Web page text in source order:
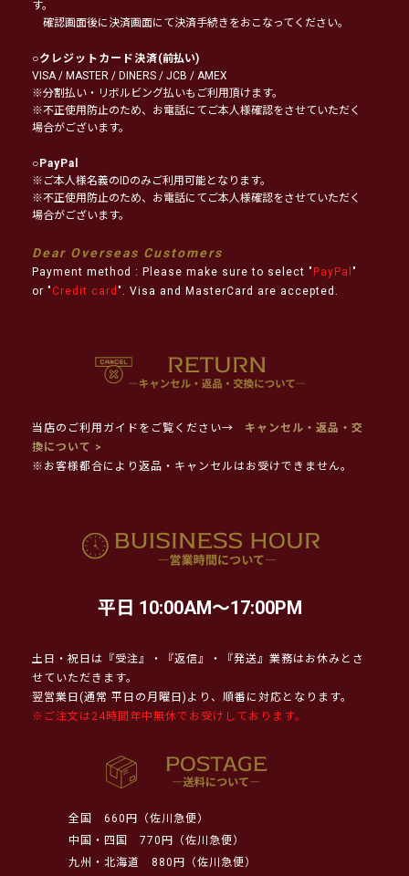
す。
確認画面後に決済画面にて決済手続きをおこなってください。
○クレジットカード決済(前払い)
VISA / MASTER / DINERS / JCB / AMEX
※分割払い・リボルビング払いもご利用頂けます。
※不正使用防止のため、お電話にてご本人様確認をさせていただく
場合がございます。
○PayPal
※ご本人様名義のIDのみご利用可能となります。
※不正使用防止のため、お電話にてご本人様確認をさせていただく
場合がございます。
Dear Overseas Customers
Payment method : Please make sure to select " PayPal "
or " Credit card ". Visa and MasterCard are accepted.
当店のご利用ガイドをご覧ください→
キャンセル・返品・交
換について >
※お客様都合により返品・キャンセルはお受けできません。
平日 10:00AM～17:00PM
土日・祝日は『受注』・『返信』・『発送』業務はお休みとさ
せていただきます。
翌営業日(通常 平日の月曜日)より、順番に対応となります。
※ご注文は24時間年中無休でお受けしております。
全国
660円（佐川急便）
中国・四国
770円（佐川急便）
九州・北海道
880円（佐川急便）